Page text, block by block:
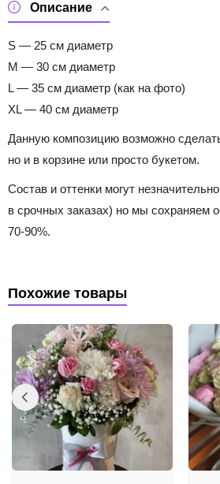
Описание
S — 25 см диаметр
M — 30 см диаметр
L — 35 см диаметр (как на фото)
XL — 40 см диаметр
Данную композицию возможно
но и в корзине или просто букетом.
Состав и оттенки могут
в срочных заказах) но мы сохраняем
70-90%.
Похожие товары